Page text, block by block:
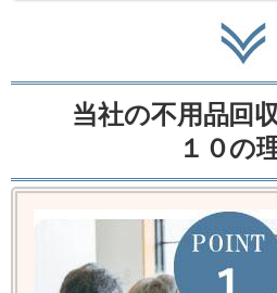
当社の不用品回
１０の